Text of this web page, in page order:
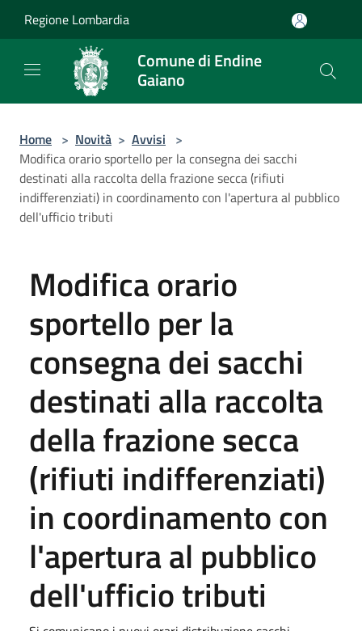
Regione Lombardia
Comune di Endine
Gaiano
Home > Novità > Avvisi >
Modifica orario sportello per la consegna dei sacchi
destinati alla raccolta della frazione secca (rifiuti
indifferenziati) in coordinamento con l'apertura al pubblico
dell'ufficio tributi
Modifica orario
sportello per la
consegna dei sacchi
destinati alla raccolta
della frazione secca
(rifiuti indifferenziati)
in coordinamento con
l'apertura al pubblico
dell'ufficio tributi